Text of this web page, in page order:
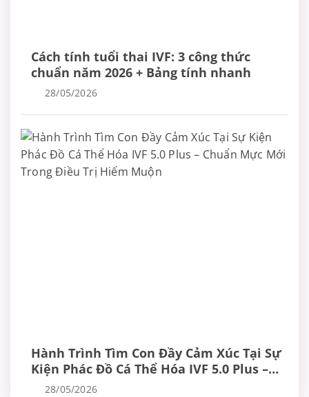
Cách tính tuổi thai IVF: 3 công thức
chuẩn năm 2026 + Bảng tính nhanh
28/05/2026
Hành Trình Tìm Con Đầy Cảm Xúc Tại Sự
Kiện Phác Đồ Cá Thể Hóa IVF 5.0 Plus –
Chuẩn Mực Mới Trong Điều Trị Hiếm
28/05/2026